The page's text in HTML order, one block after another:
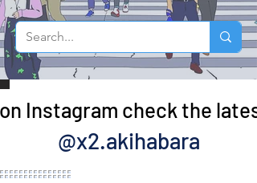
Instagram check the
@x2.akihabara